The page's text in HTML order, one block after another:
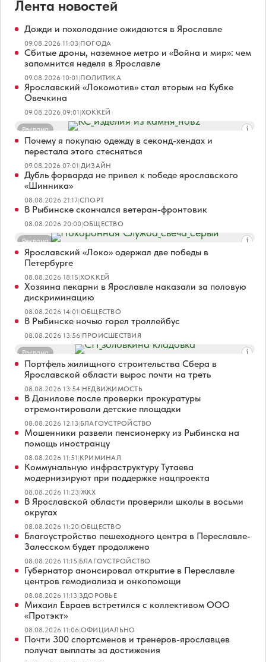
Лента новостей
Дожди и похолодание ожидаются в Ярославле
09.08.2026 11:03|ПОГОДА
Сбитые дроны, наземное метро и «Война и мир»: чем
запомнится неделя в Ярославле
09.08.2026 10:01|ПОЛИТИКА
Ярославский «Локомотив» стал вторым на Кубке
Овечкина
09.08.2026 09:01|ХОККЕЙ
Реклама
Почему я покупаю одежду в секонд-хендах и
перестала этого стесняться
09.08.2026 07:01|ДИЗАЙН
Дубль форварда не привел к победе ярославского
«Шинника»
08.08.2026 21:17|СПОРТ
В Рыбинске скончался ветеран-фронтовик
08.08.2026 20:00|ОБЩЕСТВО
Реклама
Ярославский «Локо» одержал две победы в
Петербурге
08.08.2026 18:15|ХОККЕЙ
Хозяина пекарни в Ярославле наказали за половую
дискриминацию
08.08.2026 14:01|ОБЩЕСТВО
В Рыбинске ночью горел троллейбус
08.08.2026 13:56|ПРОИСШЕСТВИЯ
Реклама
Портфель жилищного строительства Сбера в
Ярославской области вырос почти на треть
08.08.2026 13:54|НЕДВИЖИМОСТЬ
В Данилове после проверки прокуратуры
отремонтировали детские площадки
08.08.2026 12:13|БЛАГОУСТРОЙСТВО
Мошенники развели пенсионерку из Рыбинска на
помощь иностранцу
08.08.2026 11:51|КРИМИНАЛ
Коммунальную инфраструктуру Тутаева
модернизируют при поддержке нацпроекта
08.08.2026 11:23|ЖКХ
В Ярославской области проверили школы в восьми
округах
08.08.2026 11:20|ОБЩЕСТВО
Благоустройство пешеходного центра в Переславле-
Залесском будет продолжено
08.08.2026 11:15|БЛАГОУСТРОЙСТВО
Губернатор анонсировал открытие в Переславле
центров гемодиализа и онкопомощи
08.08.2026 11:13|ЗДОРОВЬЕ
Михаил Евраев встретился с коллективом ООО
«Протэкт»
08.08.2026 11:06|ОФИЦИАЛЬНО
Почти 300 спортсменов и тренеров-ярославцев
получат выплаты за достижения